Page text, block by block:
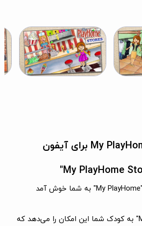
از خالقان سری موفق "My PlayHome" به شما خوش آمد
"My PlayHome Stores" به کودک شما این امکان را می‌دهد که